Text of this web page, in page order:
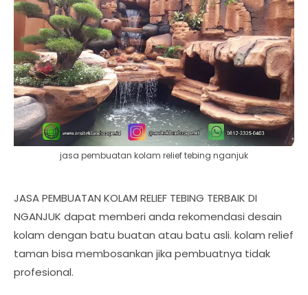
jasa pembuatan kolam relief tebing nganjuk
JASA PEMBUATAN KOLAM RELIEF TEBING TERBAIK DI
NGANJUK dapat memberi anda rekomendasi desain
kolam dengan batu buatan atau batu asli. kolam relief
taman bisa membosankan jika pembuatnya tidak
profesional.